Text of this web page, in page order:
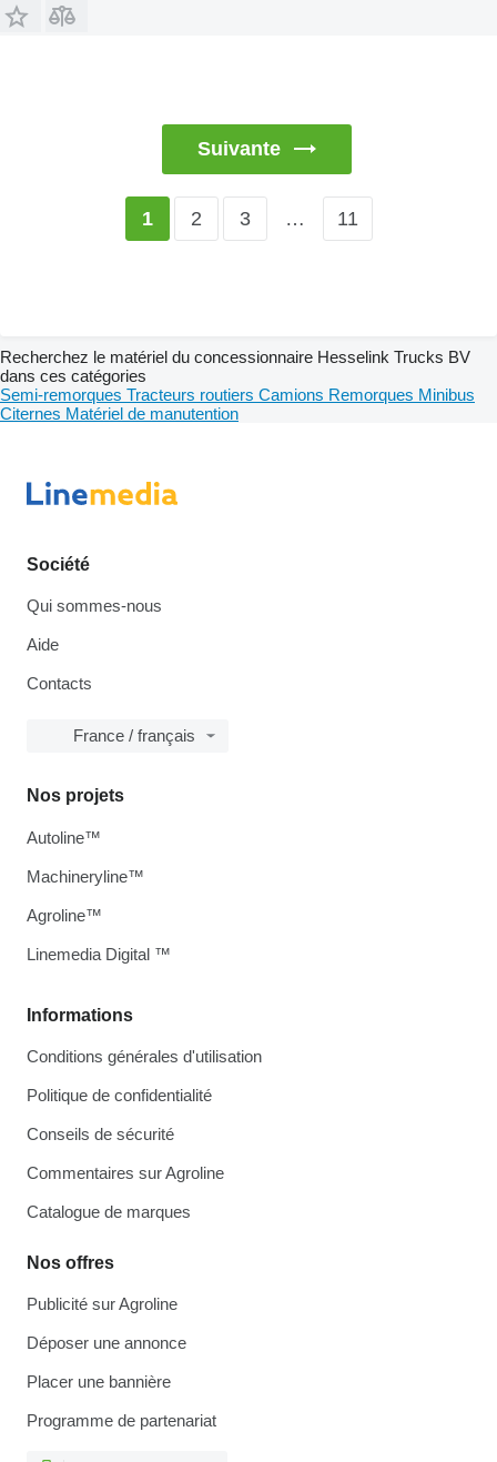
Suivante
1 2 3 … 11
Recherchez le matériel du concessionnaire Hesselink Trucks BV
dans ces catégories
Semi-remorques Tracteurs routiers Camions Remorques Minibus
Citernes Matériel de manutention
Société
Qui sommes-nous
Aide
Contacts
France / français
Informations
Conditions générales d'utilisation
Politique de confidentialité
Conseils de sécurité
Commentaires sur Agroline
Catalogue de marques
Nos offres
Publicité sur Agroline
Déposer une annonce
Placer une bannière
Programme de partenariat
Nos projets
Autoline™
Machineryline™
Agroline™
Linemedia Digital ™